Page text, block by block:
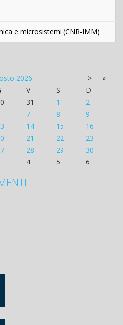
e microsistemi (CNR-IMM)
2026 >
»
V S
D
31 1
2
7 8
9
14 15
16
21 22
23
28 29
30
4 5 6